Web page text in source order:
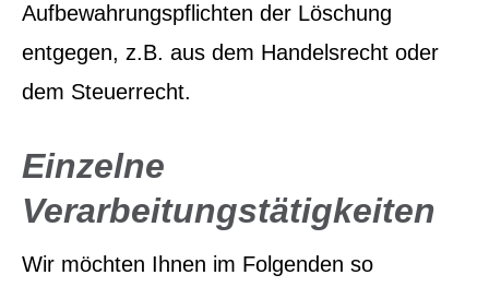
Aufbewahrungspflichten der Löschung
entgegen, z.B. aus dem Handelsrecht oder
dem Steuerrecht.
Einzelne
Verarbeitungstätigkeiten
Wir möchten Ihnen im Folgenden so